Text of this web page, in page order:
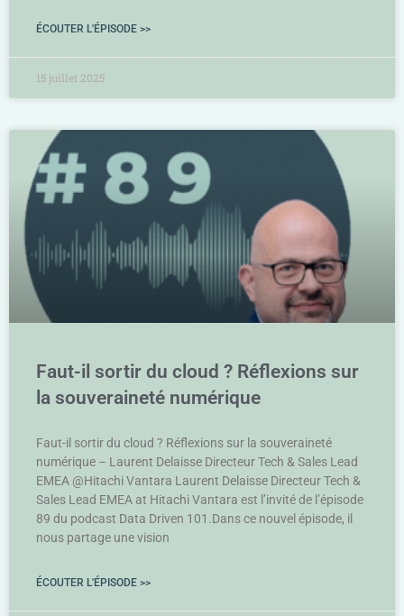
ÉCOUTER L'ÉPISODE >>
15 juillet 2025
Faut-il sortir du cloud ? Réflexions sur
la souveraineté numérique
Faut-il sortir du cloud ? Réflexions sur la souveraineté
numérique – Laurent Delaisse Directeur Tech & Sales Lead
EMEA @Hitachi Vantara Laurent Delaisse Directeur Tech &
Sales Lead EMEA at Hitachi Vantara est l’invité de l’épisode
89 du podcast Data Driven 101.Dans ce nouvel épisode, il
nous partage une vision
ÉCOUTER L'ÉPISODE >>